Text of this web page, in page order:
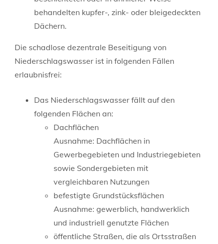
behandelten kupfer-, zink- oder bleigedeckten
Dächern.
Die schadlose dezentrale Beseitigung von
Niederschlagswasser ist in folgenden Fällen
erlaubnisfrei:
Das Niederschlagswasser fällt auf den
folgenden Flächen an:
Dachflächen
Ausnahme: Dachflächen in
Gewerbegebieten und Industriegebieten
sowie Sondergebieten mit
vergleichbaren Nutzungen
befestigte Grundstücksflächen
Ausnahme: gewerblich, handwerklich
und industriell genutzte Flächen
öffentliche Straßen, die als Ortsstraßen